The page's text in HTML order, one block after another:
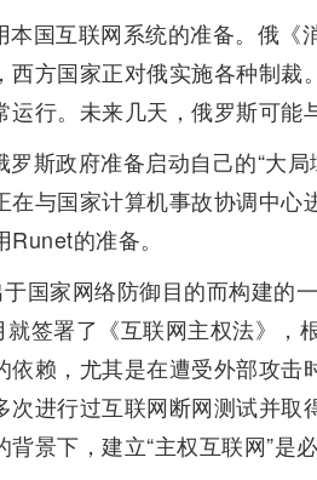
本国互联网系统的准备。俄《
西方国家正对俄实施各种制
行。未来几天，俄罗斯可能
斯政府准备启动自己的“大
在与国家计算机事故协调中
的准备。
国家网络防御目的而构建的
签署了《互联网主权法》，
依赖，尤其是在遭受外部攻
次进行过互联网断网测试并取
景下，建立“主权互联网”是